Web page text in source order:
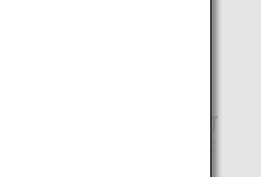
）」にわたってより持続可
として成長し続けていくこと
動として、「ANA Future